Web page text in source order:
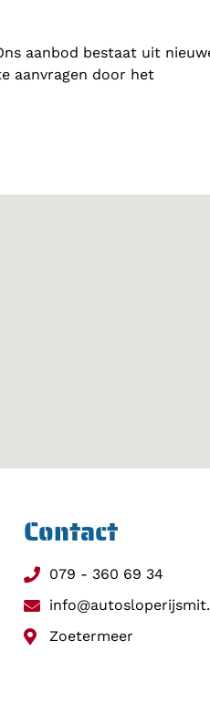
aanbod bestaat uit
aanvragen door het
Contact
079 - 360 69 34
Zoetermeer